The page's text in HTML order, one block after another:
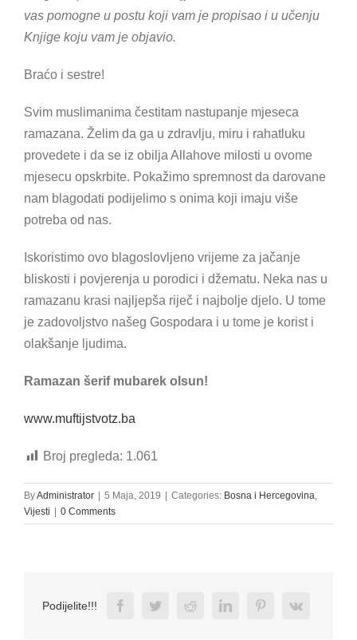
vas pomogne u postu koji vam je propisao i u učenju
Knjige koju vam je objavio.
Braćo i sestre!
Svim muslimanima čestitam nastupanje mjeseca
ramazana. Želim da ga u zdravlju, miru i rahatluku
provedete i da se iz obilja Allahove milosti u ovome
mjesecu opskrbite. Pokažimo spremnost da darovane
nam blagodati podijelimo s onima koji imaju više
potreba od nas.
Iskoristimo ovo blagoslovljeno vrijeme za jačanje
bliskosti i povjerenja u porodici i džematu. Neka nas u
ramazanu krasi najljepša riječ i najbolje djelo. U tome
je zadovoljstvo našeg Gospodara i u tome je korist i
olakšanje ljudima.
Ramazan šerif mubarek olsun!
www.muftijstvotz.ba
Broj pregleda: 1.061
ByAdministrator 5 Maja, 2019 Categories: Bosna i Hercegovina,
Vijesti
0 Comments
Podijelite!!! FacebookTwitterRedditLinkedInPinterestVk